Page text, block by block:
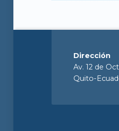
Dirección
Av. 12 de
Quito-